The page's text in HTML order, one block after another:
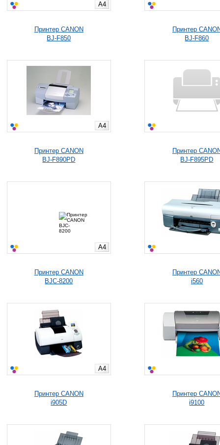
A4
Принтер CANON
BJ-F850
Принтер
BJ-F860
A4
Принтер CANON
BJ-F890PD
Принтер
BJ-F895PD
A4
Принтер CANON
BJC-8200
Принтер
i560
A4
Принтер CANON
i905D
Принтер
i9100